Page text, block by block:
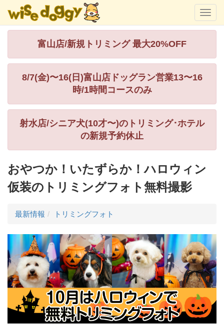
富山店/新規トリミング 最大20%OFF
8/7(金)〜16(日)富山店ドッグラン営業13〜16
時/1時間コースのみ
射水店/シニア犬(10才〜)のトリミング･ホテル
の新規予約休止
おやつか！いたずらか！ハロウィン
仮装のトリミングフォト無料撮影
最新情報 トリミングフォト